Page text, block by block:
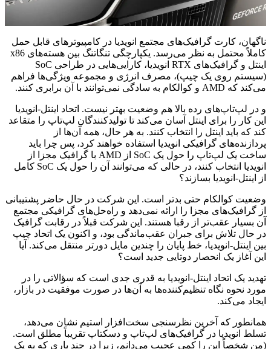
ناگهان، کارت گرافیک‌های مجتمع انویدیا در کامپیوترهای قابل حمل
کاملاً محتمل به نظر می‌رسد. یکپارچگی تنگاتنگ بین هسته‌های x86
اینتل و گرافیک‌های RTX انویدیا، کارایی‌هایی در طراحی SoC
(سیستم روی یک چیپ)، مصرف انرژی و مجموعه ویژگی‌ها فراهم
می‌کند که AMD و کوالکام به سادگی نمی‌توانند با آن برابری کنند.
و در لپ‌تاپ‌های رده بالا هم وضعیت بهتر نیست. اتحاد اینتل-انویدیا
این کار را برای اینتل آسان می‌کند تا تولیدکنندگان لپ‌تاپ را متقاعد
کند که باید اینتل را انتخاب کنند. به هر حال، همه آن‌ها از
پردازنده‌های گرافیکی انویدیا استفاده خواهند کرد، پس چرا باید
ساخت یک لپ‌تاپ را حول یک SoC از AMD با گرافیک مجزا از
انویدیا انتخاب کنند، در حالی که می‌توانند آن را حول یک SoC کامل
از اینتل-انویدیا بسازند؟
وضعیت کوالکام حتی بدتر است. این شرکت در حال حاضر پشتیبانی
از گرافیک‌های مجزا را ارائه نمی‌دهد و راه‌حل‌های گرافیکی مجتمع
آن بسیار عقب‌تر از رقبا هستند. این شرکت قبلاً در رقابت گرافیک
در حال تلاش برای جبران عقب‌ماندگی بود، و اکنون یک اتحاد چیپ
بین اینتل-انویدیا، خط پایان را چندین مایل دورتر منتقل می‌کند. آیا
این آغاز یک انحصار دوتایی جدید است؟
تهدید یک اتحاد اینتل-انویدیا به قدری جدی است که سؤالاتی را در
مورد نحوه نگاه تنظیم‌کننده‌ها به آن‌ها در صورت موفقیت در بازار،
ایجاد می‌کند.
همانطور که آخرین نظرسنجی سخت‌افزار استیم نشان می‌دهد،
تسلط انویدیا در گرافیک‌های لپ‌تاپ و دسکتاپ تقریباً مطلق است.
(من شخصاً این را کمی عجیب می‌دانم، زیرا در چند باری که به یک